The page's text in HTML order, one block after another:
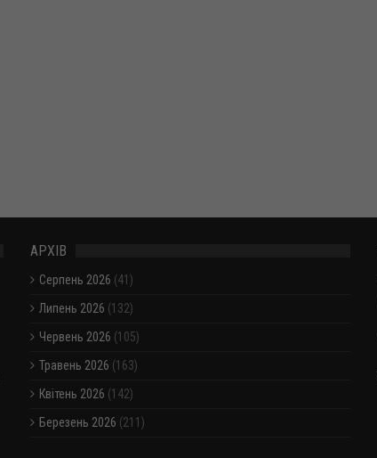
АРХІВ
Серпень 2026 (41)
Липень 2026 (132)
Червень 2026 (105)
Травень 2026 (163)
Квітень 2026 (142)
Березень 2026 (211)